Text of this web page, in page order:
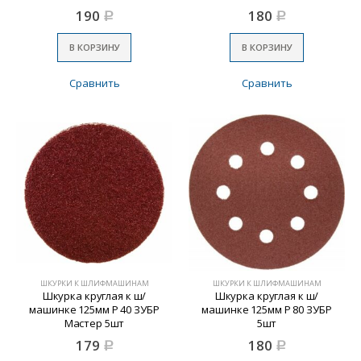
190 Р
В КОРЗИНУ
Сравнить
180 Р
В КОРЗИНУ
Сравнить
ШКУРКИ К ШЛИФМАШИНАМ
Шкурка круглая к ш/
машинке 125мм Р 40 ЗУБР
Мастер 5шт
179 Р
ШКУРКИ К ШЛИФМАШИНАМ
Шкурка круглая к ш/
машинке 125мм Р 80 ЗУБР
5шт
180 Р